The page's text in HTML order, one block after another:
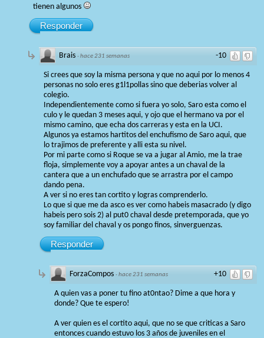
tienen algunos
Responder
-10
Brais ·hace 231 semanas
Si crees que soy la misma persona y que no aqui por lo menos 4
personas no solo eres g1l1pollas sino que deberias volver al
colegio.
Independientemente como si fuera yo solo, Saro esta como el
culo y le quedan 3 meses aqui, y ojo que el hermano va por el
mismo camino, que echa dos carreras y esta en la UCI.
Algunos ya estamos hartitos del enchufismo de Saro aqui, que
lo trajimos de preferente y alli esta su nivel.
Por mi parte como si Roque se va a jugar al Amio, me la trae
floja, simplemente voy a apoyar antes a un chaval de la
cantera que a un enchufado que se arrastra por el campo
dando pena.
A ver si no eres tan cortito y logras comprenderlo.
Lo que si que me da asco es ver como habeis masacrado (y digo
habeis pero sois 2) al put0 chaval desde pretemporada, que yo
soy familiar del chaval y os pongo finos, sinverguenzas.
Responder
+10
ForzaCompos ·hace 231 semanas
A quien vas a poner tu fino at0ntao? Dime a que hora y
donde? Que te espero!
A ver quien es el cortito aqui, que no se que criticas a Saro
entonces cuando estuvo los 3 años de juveniles en el